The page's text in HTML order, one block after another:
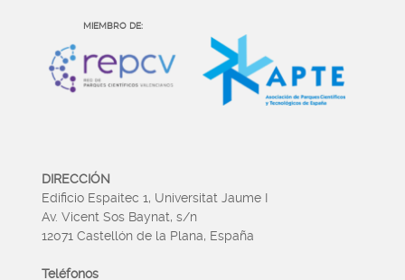
MIEMBRO DE:
DIRECCIÓN
Edificio Espaitec 1, Universitat Jaume I
Av. Vicent Sos Baynat, s/n
12071 Castellón de la Plana, España
Teléfonos